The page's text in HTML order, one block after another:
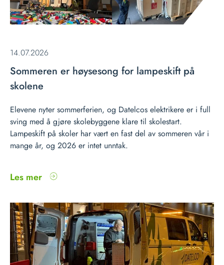
14.07.2026
Sommeren er høysesong for lampeskift på
skolene
Elevene nyter sommerferien, og Datelcos elektrikere er i full
sving med å gjøre skolebyggene klare til skolestart.
Lampeskift på skoler har vært en fast del av sommeren vår i
mange år, og 2026 er intet unntak.
Les mer